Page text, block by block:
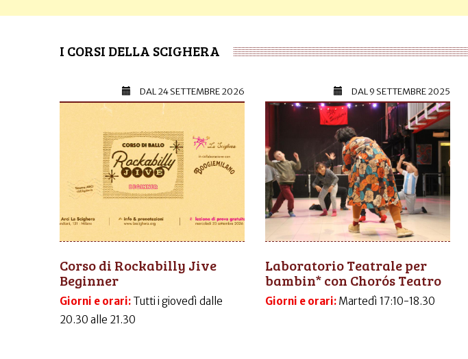
I CORSI DELLA SCIGHERA
DAL24 SETTEMBRE 2026
Corso di Rockabilly Jive
Beginner
Giorni e orari: Tutti i giovedì dalle
20.30 alle 21.30
DAL9 SETTEMBRE 2025
Laboratorio Teatrale per
bambin* con Chorós Teatro
Giorni e orari: Martedì 17:10-18.30